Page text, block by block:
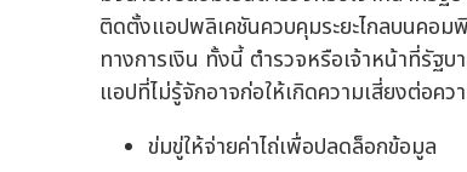
ติดตั้งแอปพลิเคชันควบคุมระยะไกลบนคอม
ทางการเงิน ทั้งนี้ ตำรวจหรือเจ้าหน้าที่รัฐ
แอปที่ไม่รู้จักอาจก่อให้เกิดความเสี่ยงต่อคว
ข่มขู่ให้จ่ายค่าไถ่เพื่อปลดล็อกข้อมูล